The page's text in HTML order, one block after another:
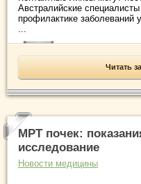
Австралийские
профилактике заболеваний
...
Читать
МРТ почек:
исследование
Новости медицины